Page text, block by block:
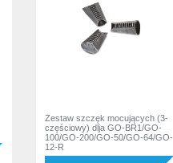
Zestaw szczęk mocujących (3-
częściowy) dlja GO-BR1/GO-
100/GO-200/GO-50/GO-64/GO-
12-R